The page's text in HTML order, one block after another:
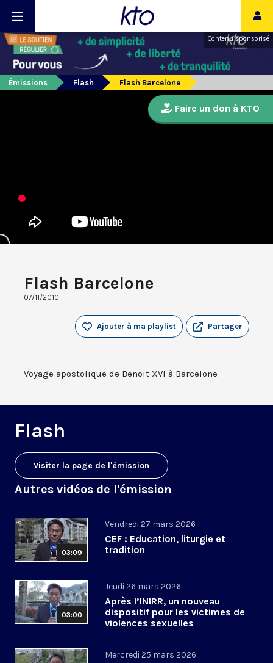
Contenu sponsorisé
Émissions Flash Flash Barcelone
Flash Barcelone
07/11/2010
Partager
Ajouter à ma playlist
Voyage apostolique de Benoit XVI à Barcelone
Flash
Visiter la page de l'émission
Autres vidéos de l'émission
03:09
Vendredi 27 mars 2026
CEF : Education, liturgie et
tradition
03:00
Jeudi 26 mars 2026
Après l’INIRR, un nouveau
dispositif pour les victimes de
violences sexuelles
Mercredi 25 mars 2026
Faire un don à KTO